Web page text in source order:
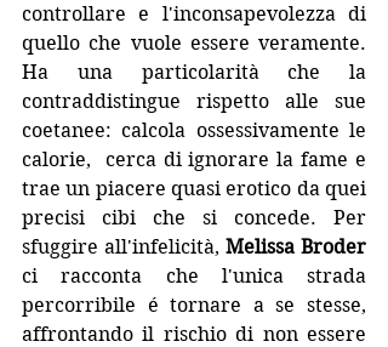
controllare e l'inconsapevolezza di
quello che vuole essere veramente.
Ha una particolarità che la
contraddistingue rispetto alle sue
coetanee: calcola ossessivamente le
calorie,  cerca di ignorare la fame e
trae un piacere quasi erotico da quei
precisi cibi che si concede. Per
sfuggire all'infelicità, Melissa Broder
ci racconta che l'unica strada
percorribile é tornare a se stesse,
affrontando il rischio di non essere